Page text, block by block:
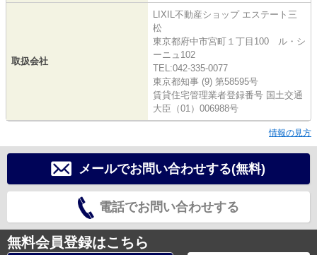
取扱会社
LIXIL不動産ショップ エステート三
松
東京都府中市宮町１丁目100 ル・シ
ーニュ102
TEL:042-335-0077
東京都知事 (9) 第58595号
賃貸住宅管理業者登録番号 国土交通
大臣（01）006988号
情報の見方
メールでお問い合わせする(無料)
電話でお問い合わせする
無料会員登録はこちら